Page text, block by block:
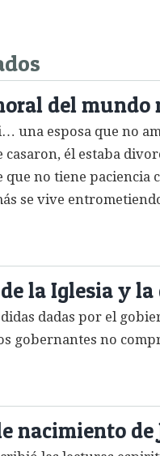
del mundo
una esposa que no
casaron, él estaba
que no tiene paciencia
se vive
la Iglesia y
dadas por el
gobernantes no
nacimiento de